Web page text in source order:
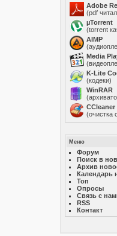
Adobe
(pdf
µTorrent
(torrent
AIMP
Media
K-Lite
(кодеки)
WinRAR
ССleaner
(очистка
Меню
Форум
Поиск в
Архив
Календарь
Топ
Опросы
Связь с
RSS
Контакт